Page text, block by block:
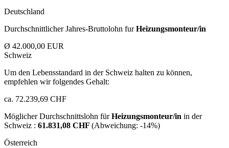
Deutschland
Durchschnittlicher Jahres-Bruttolohn furHeizungsmonteur/in
Ø 42.000,00 EUR
Schweiz
Um den Lebensstandard in der Schweiz halten zu können,
empfehlen wir folgendes Gehalt:
ca. 72.239,69 CHF
Möglicher Durchschnittslohn fürHeizungsmonteur/in in der
Schweiz : 61.831,08 CHF (Abweichung: -14%)
Österreich